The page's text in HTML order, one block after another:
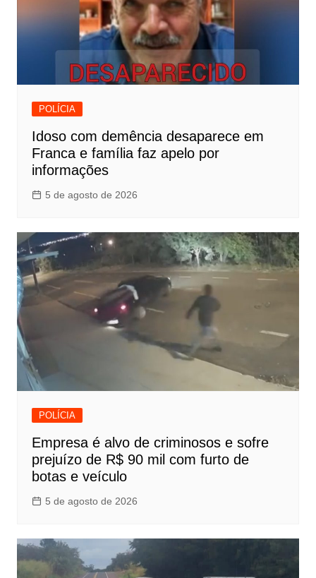
POLÍCIA
Idoso com demência desaparece em
Franca e família faz apelo por
informações
5 de agosto de 2026
POLÍCIA
Empresa é alvo de criminosos e sofre
prejuízo de R$ 90 mil com furto de
botas e veículo
5 de agosto de 2026